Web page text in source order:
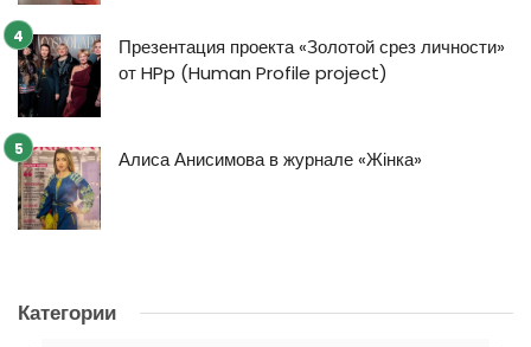
Презентация проекта «Золотой срез личности»
от HPp (Human Profile project)
Алиса Анисимова в журнале «Жінка»
Категории